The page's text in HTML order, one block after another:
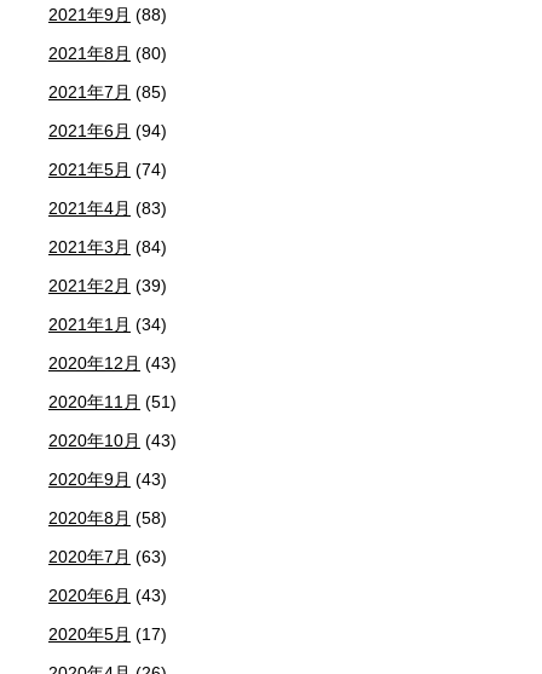
2021年9月 (88)
2021年8月 (80)
2021年7月 (85)
2021年6月 (94)
2021年5月 (74)
2021年4月 (83)
2021年3月 (84)
2021年2月 (39)
2021年1月 (34)
2020年12月 (43)
2020年11月 (51)
2020年10月 (43)
2020年9月 (43)
2020年8月 (58)
2020年7月 (63)
2020年6月 (43)
2020年5月 (17)